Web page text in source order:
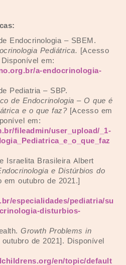
Endocrinologia – SBEM.
Pediátrica. [Acesso
em:
a-endocrinologia-
Pediatria – SBP.
de Endocrinologia – O que é
e o que faz? [Acesso em
em:
fileadmin/user_upload/_1-
Israelita Brasileira Albert
e Distúrbios do
em outubro de 2021.]
especialidades/pediatria/su
disturbios-
Growth Problems in
de 2021]. Disponível
en/topic/default